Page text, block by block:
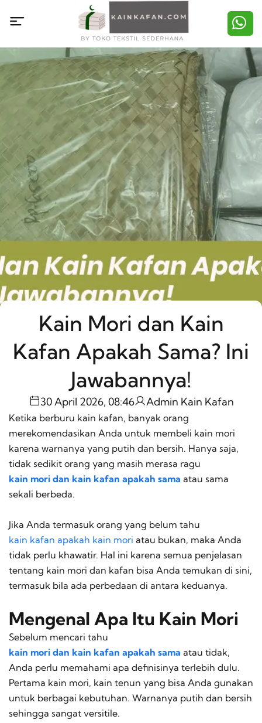
Kain Mori dan Kain
Kafan Apakah Sama? Ini
Jawabannya!
30 April 2026, 08:46 Admin Kain Kafan
Ketika berburu kain kafan, banyak orang
merekomendasikan Anda untuk membeli kain mori
karena warnanya yang putih dan bersih. Hanya saja,
tidak sedikit orang yang masih merasa ragu
kain mori dan kain kafan apakah sama atau sama
sekali berbeda.
Jika Anda termasuk orang yang belum tahu
kain kafan apakah kain mori atau bukan, maka Anda
tidak perlu khawatir. Hal ini karena semua penjelasan
tentang kain mori dan kafan bisa Anda temukan di sini,
termasuk bila ada perbedaan di antara keduanya.
Mengenal Apa Itu Kain Mori
Sebelum mencari tahu
kain mori dan kain kafan apakah sama atau tidak,
Anda perlu memahami apa definisinya terlebih dulu.
Pertama kain mori, kain tenun yang bisa Anda gunakan
untuk berbagai kebutuhan. Warnanya putih dan bersih
sehingga sangat versitile.